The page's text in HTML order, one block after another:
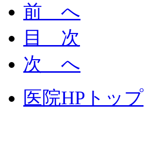
前 へ
目 次
次 へ
医院HPトップ